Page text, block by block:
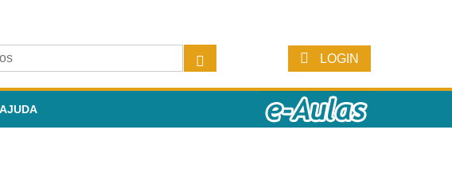
LOGIN
AJUDA